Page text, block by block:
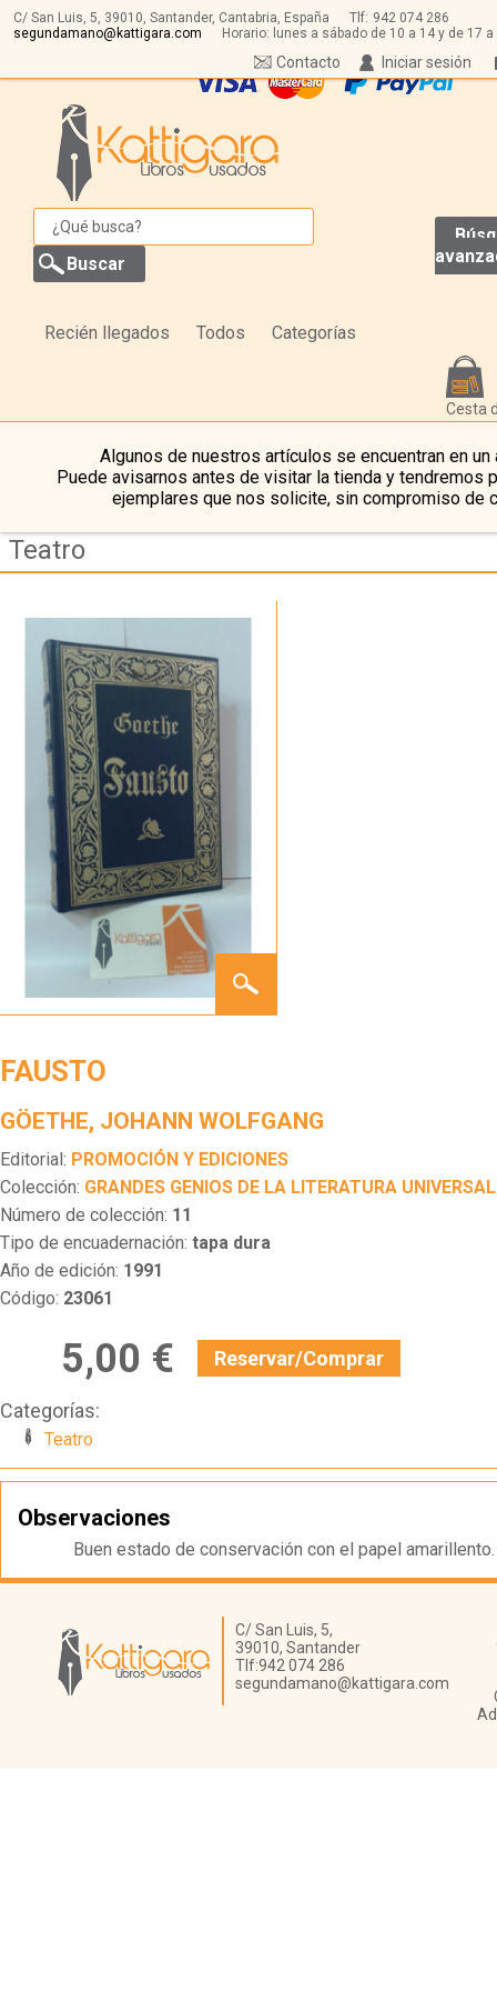
C/ San Luis, 5, 39010, Santander, Cantabria, España Tlf: 942 074 286
segundamano@kattigara.com
Horario: lunes a sábado de 10 a 14 y de 17 a
Iniciar sesión
Contacto
Recién llegados Todos Categorías
Cesta
Algunos de nuestros artículos se encuentran en un
Puede avisarnos antes de visitar la tienda y tendremos
ejemplares que nos solicite, sin compromiso de
Teatro
FAUSTO
GÖETHE, JOHANN WOLFGANG
Editorial: PROMOCIÓN Y EDICIONES
Colección: GRANDES GENIOS DE LA LITERATURA UNIVERSAL
Número de colección: 11
Tipo de encuadernación: tapa dura
Año de edición: 1991
Código: 23061
5,00 € Reservar/Comprar
Categorías:
Teatro
Observaciones
Buen estado de conservación con el papel amarillento.
Librería Kattigara
C/ San Luis, 5,
39010, Santander
Tlf:942 074 286
segundamano@kattigara.com